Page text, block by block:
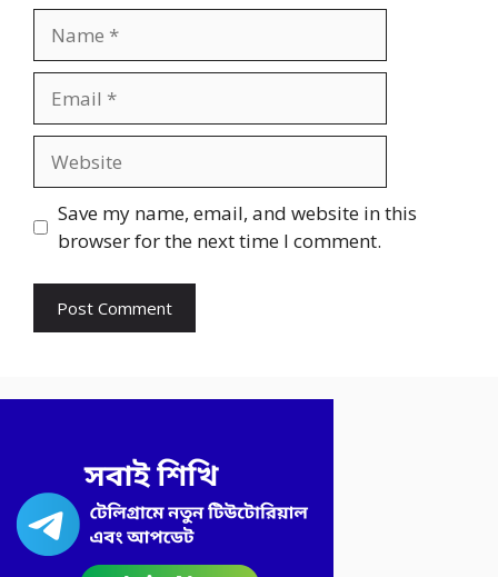
Save my name, email, and website in this
browser for the next time I comment.